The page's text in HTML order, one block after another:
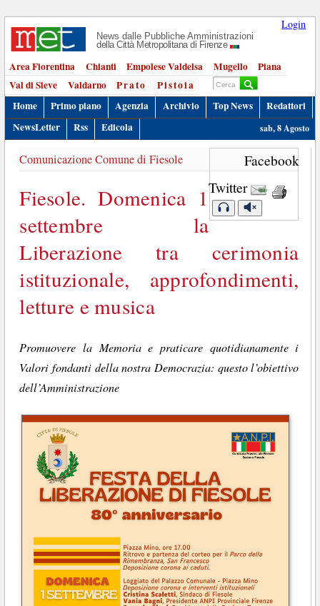
Login
News dalle Pubbliche Amministrazioni
della Città Metropolitana di Firenze
Area Fiorentina Chianti Empolese Valdelsa Mugello
Piana
Val di Sieve
Valdarno Prato
Pistoia
Home
Primo piano Agenzia Archivio Top News
Redattori
NewsLetter
Rss Edicola sab, 8 Agosto
Facebook
Twitter
Comunicazione Comune di Fiesole
Fiesole. Domenica 1
settembre la
Liberazione tra cerimonia
istituzionale, approfondimenti,
letture e musica
Promuovere la Memoria e praticare quotidianamente i
Valori fondanti della nostra Democrazia: questo l’obiettivo
dell’Amministrazione